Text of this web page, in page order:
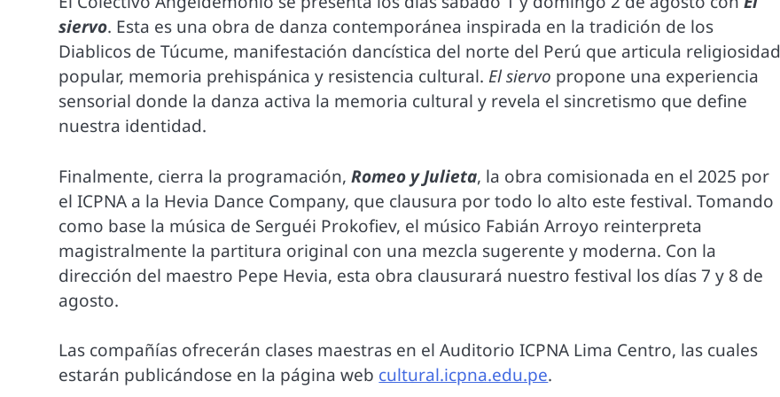
siervo. Esta es una obra de danza contemporánea inspirada en la tradición de los
Diablicos de Túcume, manifestación dancística del norte del Perú que articula religiosidad
popular, memoria prehispánica y resistencia cultural. El siervo propone una experiencia
sensorial donde la danza activa la memoria cultural y revela el sincretismo que define
nuestra identidad.
Finalmente, cierra la programación,Romeo y Julieta, la obra comisionada en el 2025 por
el ICPNA a la Hevia Dance Company, que clausura por todo lo alto este festival. Tomando
como base la música de Serguéi Prokofiev, el músico Fabián Arroyo reinterpreta
magistralmente la partitura original con una mezcla sugerente y moderna. Con la
dirección del maestro Pepe Hevia, esta obra clausurará nuestro festival los días 7 y 8 de
agosto.
Las compañías ofrecerán clases maestras en el Auditorio ICPNA Lima Centro, las cuales
estarán publicándose en la página web cultural.icpna.edu.pe.